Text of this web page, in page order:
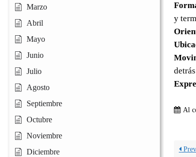
Marzo
Abril
Mayo
Junio
Julio
Agosto
Septiembre
Octubre
Noviembre
Diciembre
y
Al